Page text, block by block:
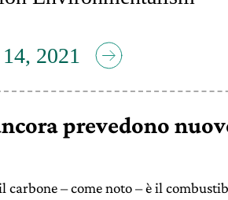
2021
prevedono
– come noto – è il